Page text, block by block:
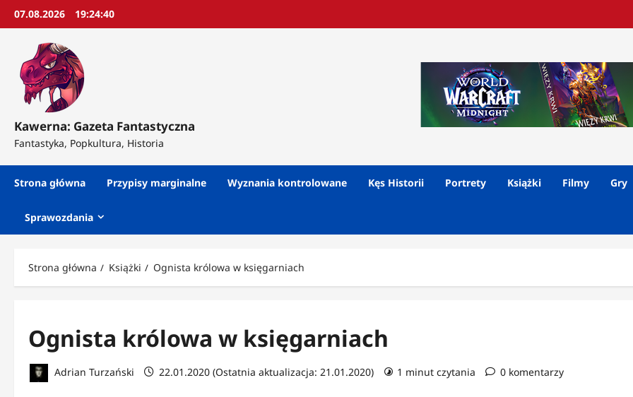
Przejdź
07.08.2026 19:24:42
Kawerna: Gazeta Fantastyczna
Fantastyka, Popkultura, Historia
Strona główna Przypisy marginalne Wyznania kontrolowane Kęs Historii Portrety Książki Filmy Gry
Sprawozdania
Strona główna Książki Ognista królowa w księgarniach
Ognista królowa w księgarniach
Adrian Turzański 22.01.2020 (Ostatnia aktualizacja: 21.01.2020) 1 minut czytania 0 komentarzy